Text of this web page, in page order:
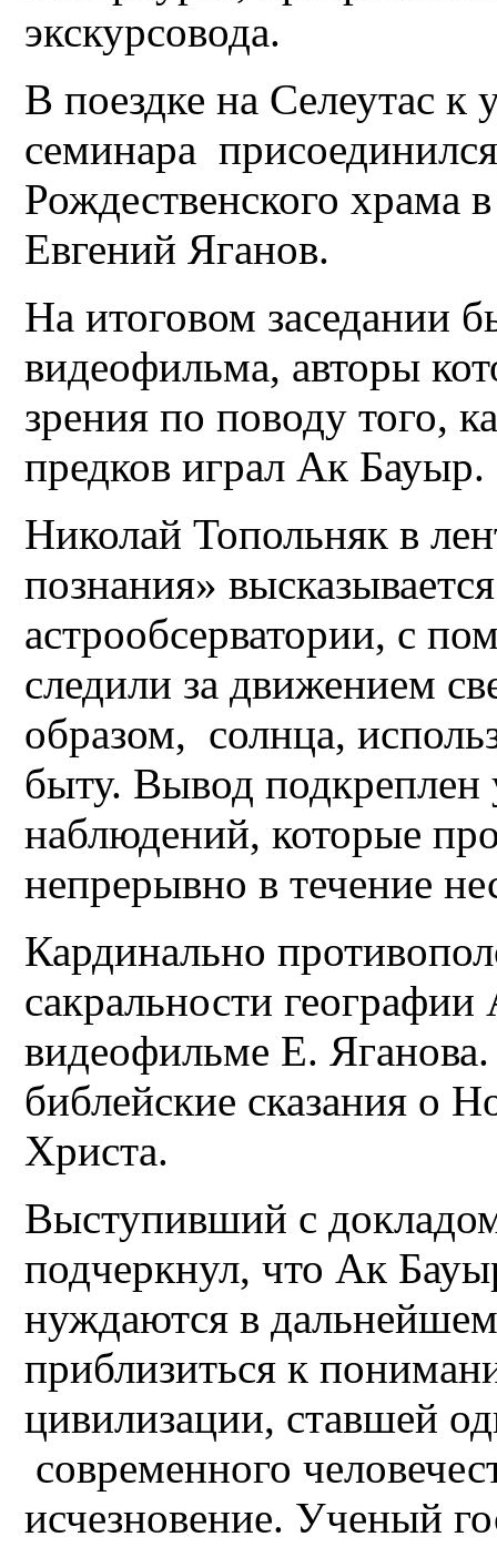
экскурсовода.
В поездке на Селеутас к
семинара
Рождественского храма
Евгений Яганов.
На итоговом заседании
видеофильма, авторы
зрения по поводу того,
предков играл Ак Бауыр.
Николай Топольняк в
познания»
астрообсерватории, с
следили за движением
образом, солнца,
быту. Вывод подкреплен
наблюдений, которые
непрерывно в течение
Кардинально
сакральности
видеофильме Е.
библейские сказания о
Христа.
Выступивший с
подчеркнул, что Ак
нуждаются в
приблизиться к
цивилизации, ставшей
современного
исчезновение. Ученый